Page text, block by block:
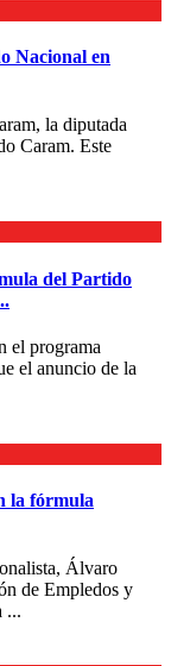
Nacional en
la diputada
Caram. Este
del Partido
el programa
el anuncio de la
la fórmula
Álvaro
de Empledos y
...